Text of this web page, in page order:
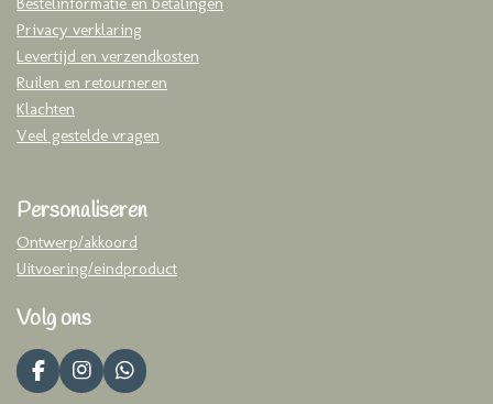
Privacy verklaring
Levertijd en verzendkosten
Ruilen en retourneren
Klachten
Veel gestelde vragen
Personaliseren
Ontwerp/akkoord
Uitvoering/eindproduct
Volg ons
F
a
I
n
W
h